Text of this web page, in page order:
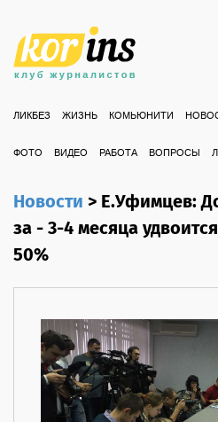
ЛИКБЕЗ ЖИЗНЬ КОМЬЮНИТИ
ФОТО ВИДЕО РАБОТА ВОПРОСЫ
Новости>Е.Уфимцев:
за - 3-4 месяца
50%